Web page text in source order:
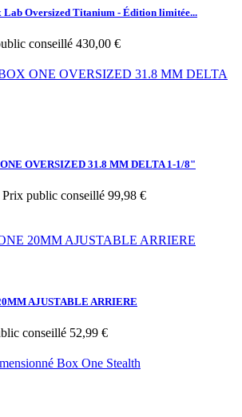
Lab Oversized Titanium - Édition limitée...
conseillé 430,00 €
OVERSIZED 31.8 MM DELTA 1-1/8"
Prix public conseillé 99,98 €
AJUSTABLE ARRIERE
conseillé 52,99 €